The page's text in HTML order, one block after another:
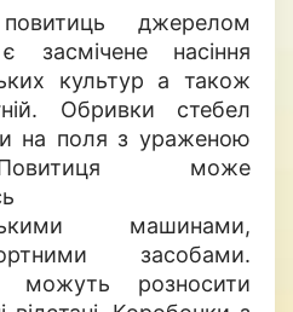
джерелом
засмічене насіння
культур а також
Обривки стебел
на поля з ураженою
може
машинами,
засобами.
можуть розносити